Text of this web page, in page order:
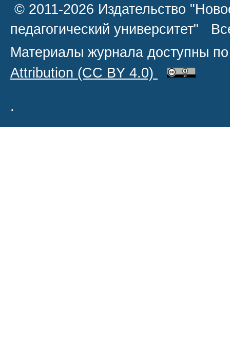
© 2011-2026 Издательство
педагогический университет"
Материалы журнала доступны
Attribution (CC BY 4.0)
.